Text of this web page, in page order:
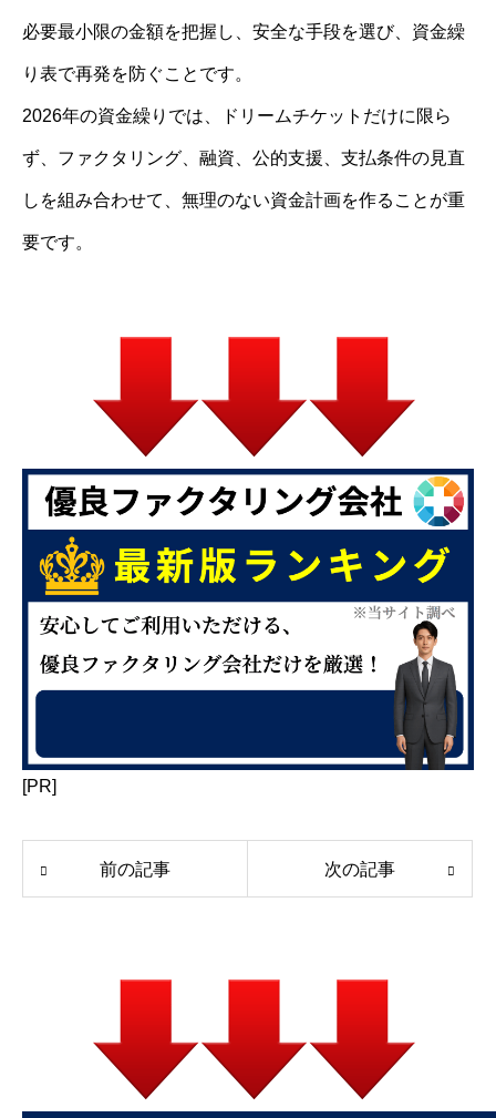
必要最小限の金額を把握し、安全な手段を選び、資金繰
り表で再発を防ぐことです。
2026年の資金繰りでは、ドリームチケットだけに限ら
ず、ファクタリング、融資、公的支援、支払条件の見直
しを組み合わせて、無理のない資金計画を作ることが重
要です。
[PR]
前の記事 次の記事